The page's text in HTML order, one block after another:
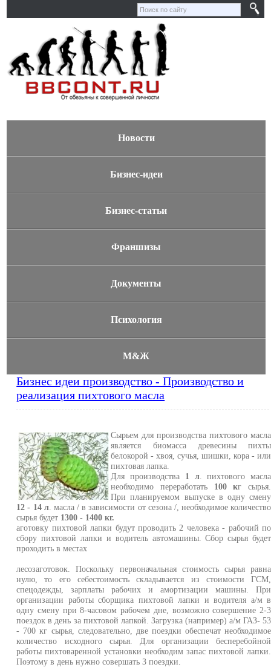
Новости
Бизнес-идеи
Бизнес-статьи
Франшизы
Документы
Психология
М&Ж
Бизнес идеи производство - Производство и
реализация пихтового масла
Сырьем для производства пихтового масла
является биомасса древесины пихты
белокорой - хвоя, сучья, шишки, кора - или
пихтовая лапка.
Для производства 1 л. пихтового масла
необходимо перера­ботать 100 кг сырья.
При планируемом выпуске в одну смену
12 - 14 л. масла / в зависимости от сезона /, необходимое количество
сырья будет 1300 - 1400 кг.
аготовку пихтовой лапки будут проводить 2 человека - рабочий по
сбору пихтовой лапки и водитель автомашины. Сбор сырья будет
проходить в местах
лесозаготовок. Поскольку первоначальная стоимость сырья равна
нулю, то его себестоимость складывается из стоимости ГСМ,
спецодежды, зарплаты рабочих и амортизации машины. При
организации работы сборщика пихтовой лапки и водителя а/м в
одну смену при 8-часовом рабочем дне, возможно совершение 2-3
поездок в день за пихтовой лапкой. Загрузка (например) а/м ГАЗ- 53
- 700 кг сырья, следовательно, две поездки обеспечат необходимое
количество исход­ного сырья. Для организации бесперебойной
работы пихтоваренной установки необходим запас пихтовой лапки.
Поэтому в день нужно совершать 3 поездки.